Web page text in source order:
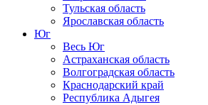
Тульская область
Ярославская область
Юг
Весь Юг
Астраханская область
Волгоградская область
Краснодарский край
Республика Адыгея